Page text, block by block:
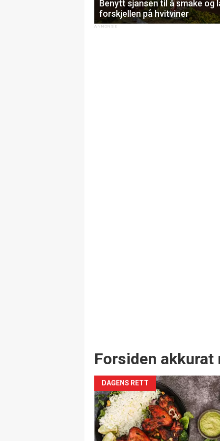
Benytt sjansen til å smake og
forskjellen på hvitviner
Forsiden akkurat
DAGENS RETT